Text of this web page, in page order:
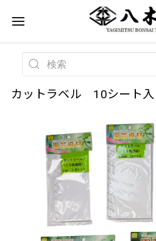
カットラベル 10シート